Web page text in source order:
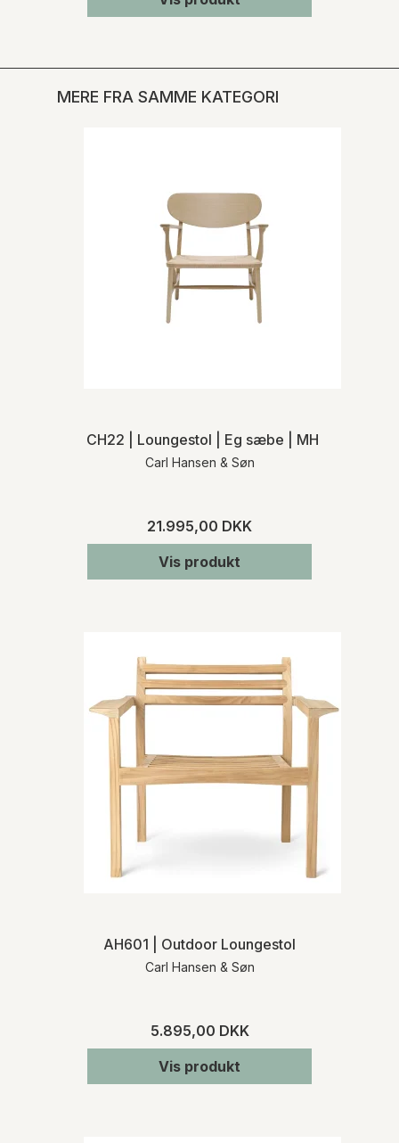
MERE FRA SAMME KATEGORI
CH22 | Loungestol | Eg sæbe | MH
Carl Hansen & Søn
21.995,00 DKK
Vis produkt
AH601 | Outdoor Loungestol
Carl Hansen & Søn
5.895,00 DKK
Vis produkt